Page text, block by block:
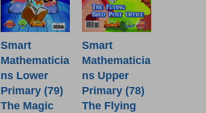
Smart
Mathematicia
ns Lower
Primary (79)
The Magic
Smart
Mathematicia
ns Upper
Primary (78)
The Flying